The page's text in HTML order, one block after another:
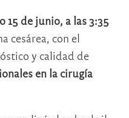
15 de junio, a las 3:35
cesárea, con el
y calidad de
en la cirugía